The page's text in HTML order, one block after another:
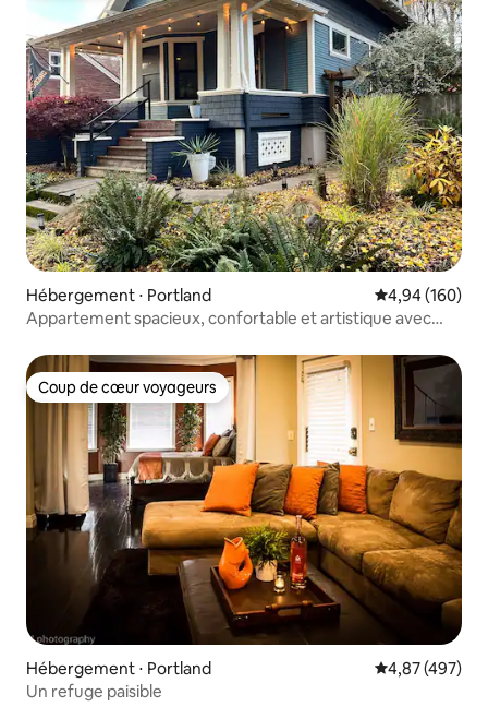
Hébergement ⋅ Portland Évaluation
4,94 (160)
Appartement spacieux, confortable et artistique avec
Coup de cœur voyageurs
Coup de cœur voyageurs
Hébergement ⋅ Portland Évaluation
4,87 (497)
Un refuge paisible